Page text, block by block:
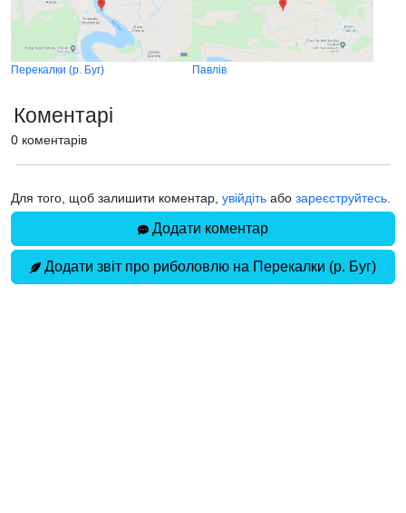
Перекалки (р. Буг) Павлів
Коментарі
0 коментарів
Для того, щоб залишити коментар, увійдіть або зареєструйтесь
Додати коментар
Додати звіт про риболовлю на Перекалки (р. Буг)